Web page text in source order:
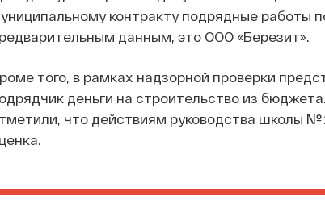
контракту подрядные работы
данным, это ООО «Березит».
того, в рамках надзорной проверки
деньги на строительство из
что действиям руководства школы №